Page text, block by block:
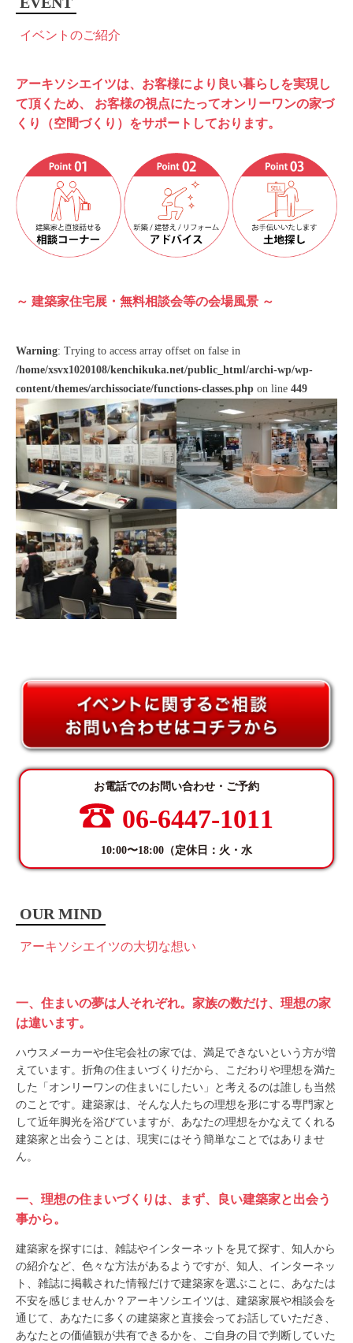
イベントのご紹介
アーキソシエイツは、お客様により良い暮らしを実現し
て頂くため、
お客様の視点にたってオンリーワンの家づ
くり（空間づくり）をサポートしております。
～ 建築家住宅展・無料相談会等の会場⾵景 ～
Warning: Trying to access array offset on false in
/home/xsvx1020108/kenchikuka.net/public_html/archi-wp/wp-
content/themes/archissociate/functions-classes.php on line 449
お電話でのお問い合わせ・ご予約
06-6447-1011
10:00〜18:00（定休日：火・水
OUR MIND
アーキソシエイツの大切な想い
一、住まいの夢は人それぞれ。家族の数だけ、理想の家
は違います。
ハウスメーカーや住宅会社の家では、満足できないという方が増
えています。折角の住まいづくりだから、こだわりや理想を満た
した「オンリーワンの住まいにしたい」と考えるのは誰しも当然
のことです。建築家は、そんな人たちの理想を形にする専門家と
して近年脚光を浴びていますが、あなたの理想をかなえてくれる
建築家と出会うことは、現実にはそう簡単なことではありませ
ん。
一、理想の住まいづくりは、まず、良い建築家と出会う
事から。
建築家を探すには、雑誌やインターネットを見て探す、知人から
の紹介など、色々な方法があるようですが、知人、インターネッ
ト、雑誌に掲載された情報だけで建築家を選ぶことに、あなたは
不安を感じませんか？アーキソシエイツは、建築家展や相談会を
通じて、あなたに多くの建築家と直接会ってお話していただき、
あなたとの価値観が共有できるかを、ご自身の目で判断していた